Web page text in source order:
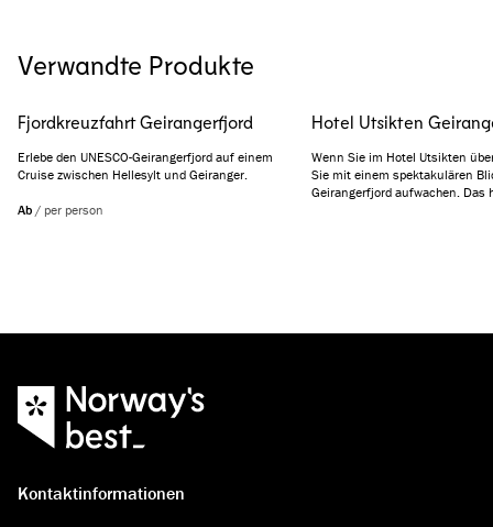
Verwandte Produkte
Fjordkreuzfahrt Geirangerfjord
Erlebe den UNESCO-Geirangerfjord auf einem
Cruise zwischen Hellesylt und Geiranger.
Ab / per person
Hotel Utsikten
Wenn Sie im Hotel Utsikten
Sie mit einem spektakulären
Geirangerfjord aufwachen. Das
Kontaktinformationen